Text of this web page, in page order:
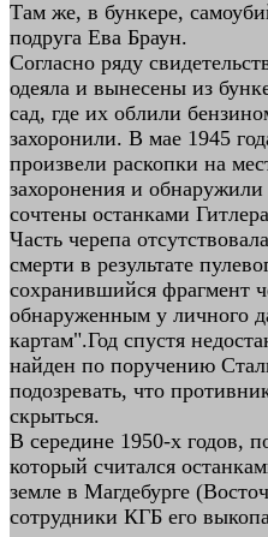
Там же, в бункере,
подруга Ева Браун.
Согласно ряду
одеяла и вынесены из
сад, где их облили
захоронили. В мае 1945
произвели раскопки на
захоронения и
сочтены останками
Часть черепа
смерти в результате
сохранившийся фрагмент
обнаруженным у личного
картам".Год спустя
найден по поручению
подозревать, что
скрыться.
В середине 1950-х годов,
который считался
земле в Магдебурге
сотрудники КГБ его